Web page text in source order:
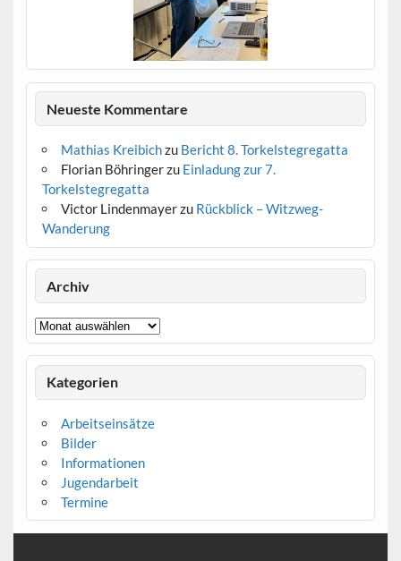
Verabschiedung_Wilfried_Roschmann
Der neue Vorstand
Neueste Kommentare
Mathias Kreibichzu Bericht 8. Torkelstegregatta
Florian Böhringerzu Einladung zur 7.
Torkelstegregatta
Victor Lindenmayerzu Rückblick – Witzweg-
Wanderung
Archiv
Archiv
Kategorien
Arbeitseinsätze
Bilder
Informationen
Jugendarbeit
Termine